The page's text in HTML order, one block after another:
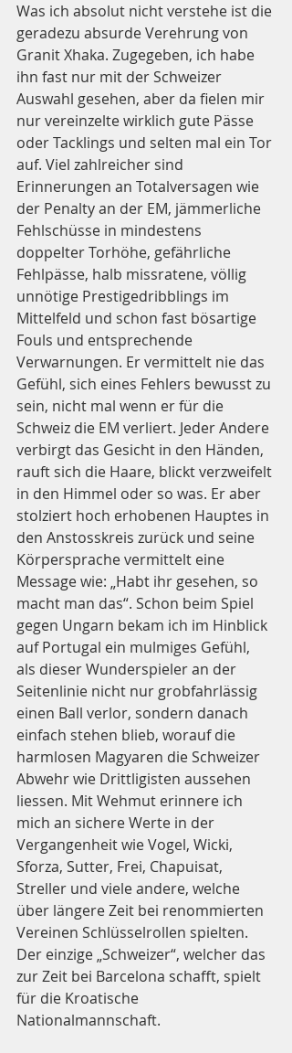
Was ich absolut nicht verstehe ist die
geradezu absurde Verehrung von
Granit Xhaka. Zugegeben, ich habe
ihn fast nur mit der Schweizer
Auswahl gesehen, aber da fielen mir
nur vereinzelte wirklich gute Pässe
oder Tacklings und selten mal ein Tor
auf. Viel zahlreicher sind
Erinnerungen an Totalversagen wie
der Penalty an der EM, jämmerliche
Fehlschüsse in mindestens
doppelter Torhöhe, gefährliche
Fehlpässe, halb missratene, völlig
unnötige Prestigedribblings im
Mittelfeld und schon fast bösartige
Fouls und entsprechende
Verwarnungen. Er vermittelt nie das
Gefühl, sich eines Fehlers bewusst zu
sein, nicht mal wenn er für die
Schweiz die EM verliert. Jeder Andere
verbirgt das Gesicht in den Händen,
rauft sich die Haare, blickt verzweifelt
in den Himmel oder so was. Er aber
stolziert hoch erhobenen Hauptes in
den Anstosskreis zurück und seine
Körpersprache vermittelt eine
Message wie: „Habt ihr gesehen, so
macht man das“. Schon beim Spiel
gegen Ungarn bekam ich im Hinblick
auf Portugal ein mulmiges Gefühl,
als dieser Wunderspieler an der
Seitenlinie nicht nur grobfahrlässig
einen Ball verlor, sondern danach
einfach stehen blieb, worauf die
harmlosen Magyaren die Schweizer
Abwehr wie Drittligisten aussehen
liessen. Mit Wehmut erinnere ich
mich an sichere Werte in der
Vergangenheit wie Vogel, Wicki,
Sforza, Sutter, Frei, Chapuisat,
Streller und viele andere, welche
über längere Zeit bei renommierten
Vereinen Schlüsselrollen spielten.
Der einzige „Schweizer“, welcher das
zur Zeit bei Barcelona schafft, spielt
für die Kroatische
Nationalmannschaft.